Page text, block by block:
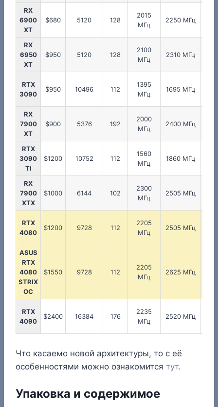
RX
6900
XT
$680 5120 128
2015
МГц
2250 МГц
RX
6950
XT
$950 5120 128
2100
МГц
2310 МГц
RTX
3090
$950 10496 112
1395
МГц
1695 МГц
RX
7900
XT
$900 5376 192
2000
МГц
2400 МГц
RTX
3090
Ti
$1200 10752 112
1560
МГц
1860 МГц
RX
7900
XTX
$1000 6144 102
2300
МГц
2505 МГц
RTX
4080
$1200 9728 112
2205
МГц
2505 МГц
ASUS
RTX
4080
STRIX
OC
$1550 9728 112
2205
МГц
2625 МГц
RTX
4090
$2400 16384 176
2235
МГц
2520 МГц
Что касаемо новой архитектуры, то с её
особенностями можно ознакомится тут.
Упаковка и содержимое